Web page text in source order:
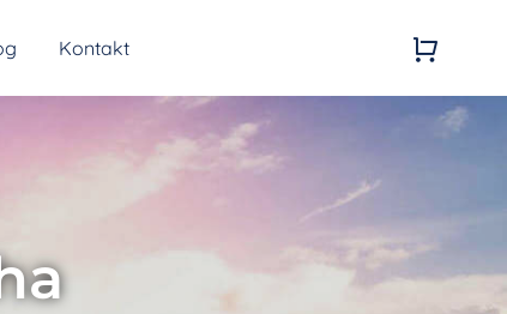
Kvalita vzduchu
Kontakt